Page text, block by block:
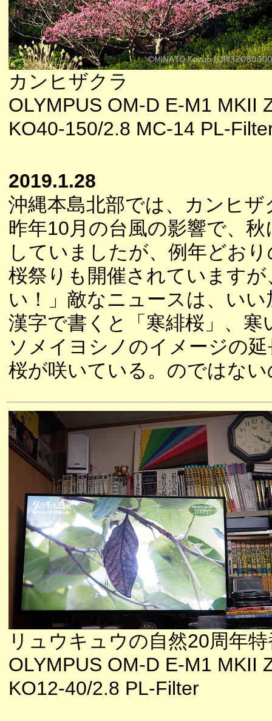
カンヒザクラ
OLYMPUS OM-D E-M1 MKII
KO40-150/2.8 MC-14 PL-
2019.1.28
沖縄本島北部では、カンヒ
昨年10月の台風の影響で、
していましたが、例年どお
桜祭りも開催されています
い！」敵なニュースは、い
漢字で書くと「寒緋桜」、
ソメイヨシノのイメージの
桜が咲いている。のではな
リュウキュウの自然20周年特
OLYMPUS OM-D E-M1 MKII
KO12-40/2.8 PL-Filter